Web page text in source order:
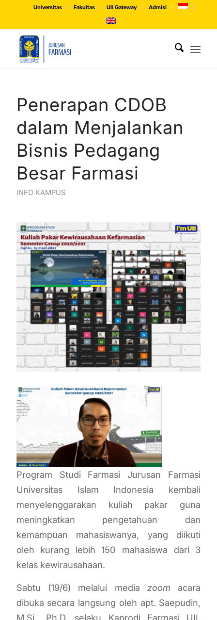
Universitas Fakultas UII Gateway Admisi
Penerapan CDOB
dalam Menjalankan
Bisnis Pedagang
Besar Farmasi
INFO KAMPUS
Program Studi Farmasi Jurusan Farmasi
Universitas Islam Indonesia kembali
menyelenggarakan kuliah pakar guna
meningkatkan pengetahuan dan
kemampuan mahasiswanya, yang diikuti
oleh kurang lebih 150 mahasiswa dari 3
kelas kewirausahaan.
Sabtu (19/6) melalui mediazoomacara
dibuka secara langsung oleh apt. Saepudin,
M.Si., Ph.D. selaku Kaprodi Farmasi UII.